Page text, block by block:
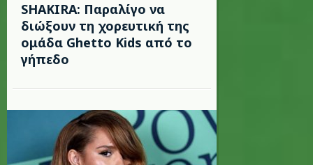
SHAKIRA: Παραλίγο να
διώξουν τη χορευτική της
ομάδα Ghetto Kids από το
γήπεδο